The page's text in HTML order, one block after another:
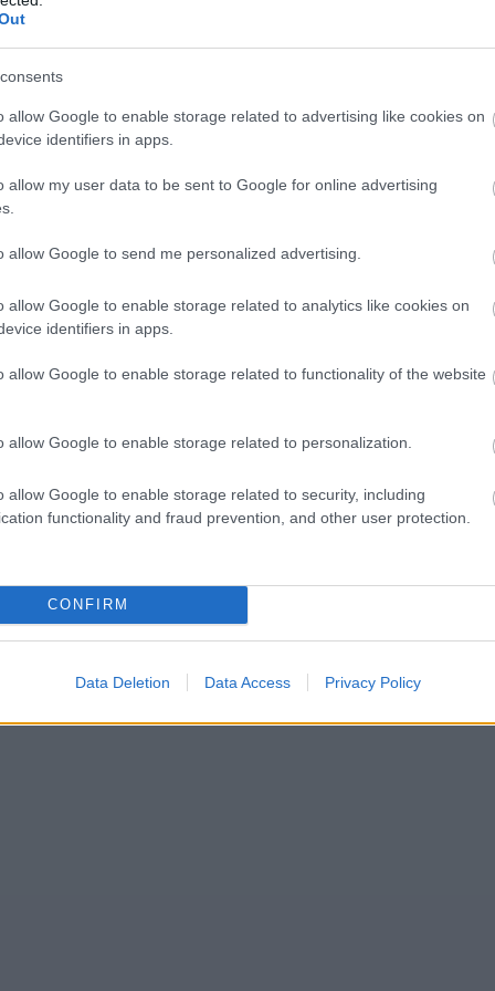
allow Google to enable storage related to advertising like cookies on
identifiers in apps.
allow my user data to be sent to Google for online advertising
allow Google to send me personalized advertising.
allow Google to enable storage related to analytics like cookies on
identifiers in apps.
allow Google to enable storage related to functionality of the website
allow Google to enable storage related to personalization.
allow Google to enable storage related to security, including
functionality and fraud prevention, and other user protection.
CONFIRM
Data Deletion Data Access Privacy Policy